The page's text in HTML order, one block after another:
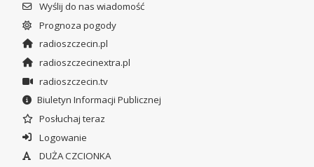
Wyślij do nas wiadomość
Prognoza pogody
radioszczecin.pl
radioszczecinextra.pl
radioszczecin.tv
Biuletyn Informacji Publicznej
Posłuchaj teraz
Logowanie
DUŻA CZCIONKA